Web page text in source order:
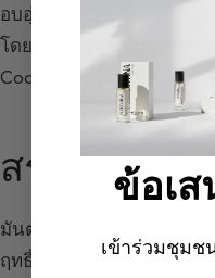
อบอุ่นกว่า เช่น Tonka Bean,
โดยเฉพาะอย่างยิ่งในปริม
Cocooning ที่ทำจากมัสก์ข
สรรพคุณบำ
มันต่อสู้กับความเฉื่อยชาแล
ฤทธิ์ต้านเชื้อรา ต้านแบคที
ข้อเ
เข้าร่วมชุมช